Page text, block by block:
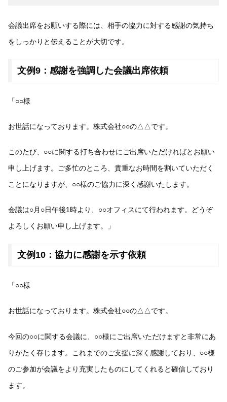
会議出席をお願いする際には、相手の協力に対する感謝の気持ち
をしっかりと伝えることが大切です。
文例9：感謝を強調した会議出席依頼
「○○様
お世話になっております。株式会社○○の△△です。
このたび、○○に関する打ち合わせにご出席いただければとお願い
申し上げます。ご多忙のところ、貴重なお時間を割いていただく
ことになりますが、○○様のご協力に深く感謝いたします。
会議は○月○日午後1時より、○○オフィスにて行われます。どうぞ
よろしくお願い申し上げます。」
文例10：協力に感謝を示す依頼
「○○様
お世話になっております。株式会社○○の△△です。
今回の○○に関する会議に、○○様にご出席いただけますと非常にあ
りがたく存じます。これまでのご支援に深く感謝しており、○○様
のご参加が会議をより充実したものにしてくれると確信しており
ます。